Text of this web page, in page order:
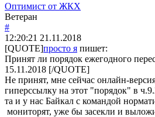
Оптимист от ЖКХ
Ветеран
#
12:20:21 21.11.2018
[QUOTE]просто я пишет:
Принят ли порядок ежегодного
15.11.2018 [/QUOTE]
Не принят, мне сейчас онлайн-
гиперссылку на этот "порядок" в
та и у нас Байкал с командой
мониторят, уже бы засекли и